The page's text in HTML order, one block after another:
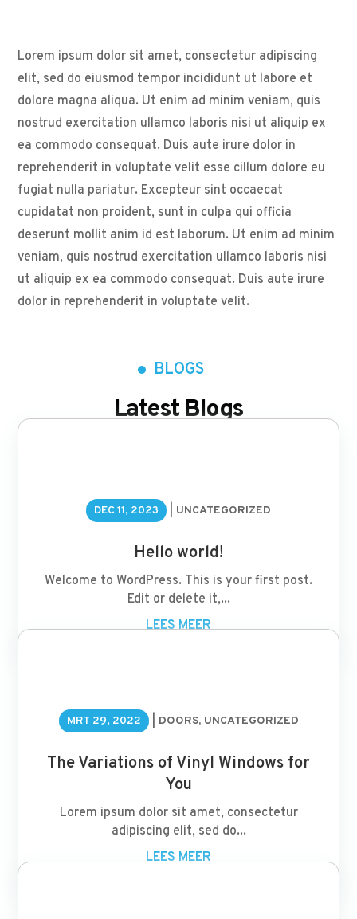
Lorem ipsum dolor sit amet, consectetur adipiscing
elit, sed do eiusmod tempor incididunt ut labore et
dolore magna aliqua. Ut enim ad minim veniam, quis
nostrud exercitation ullamco laboris nisi ut aliquip ex
ea commodo consequat. Duis aute irure dolor in
reprehenderit in voluptate velit esse cillum dolore eu
fugiat nulla pariatur. Excepteur sint occaecat
cupidatat non proident, sunt in culpa qui officia
deserunt mollit anim id est laborum. Ut enim ad minim
veniam, quis nostrud exercitation ullamco laboris nisi
ut aliquip ex ea commodo consequat. Duis aute irure
dolor in reprehenderit in voluptate velit.
BLOGS
Latest Blogs
Hello world!
DEC 11, 2023 UNCATEGORIZED
Welcome to WordPress. This is your first post.
Edit or delete it,...
LEES MEER
The Variations of Vinyl Windows for
You
MRT 29, 2022 | DOORS, UNCATEGORIZED
Lorem ipsum dolor sit amet, consectetur
adipiscing elit, sed do...
LEES MEER